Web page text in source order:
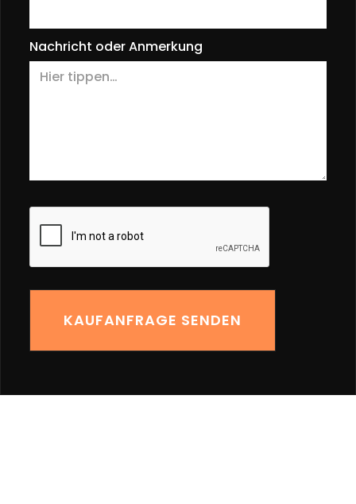
Nachricht oder Anmerkung